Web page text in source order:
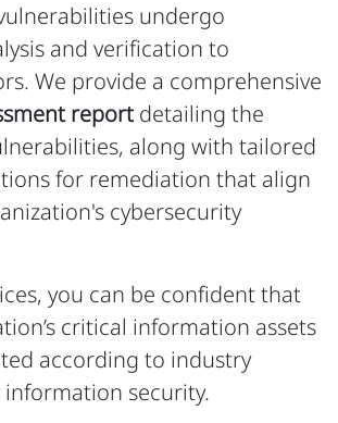
undergo
and verification to
We provide a comprehensive
reportdetailing the
along with tailored
for remediation that align
cybersecurity
you can be confident that
critical information assets
according to industry
security.